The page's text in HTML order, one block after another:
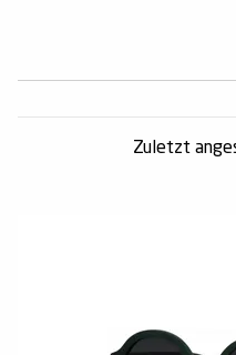
Zuletzt